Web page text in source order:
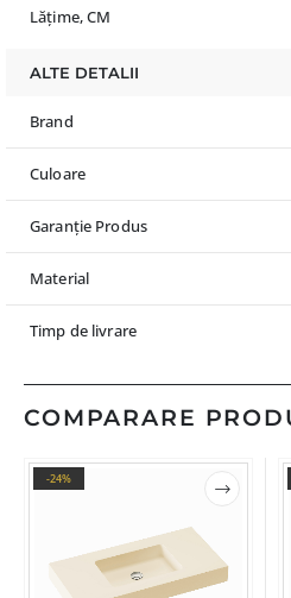
Lățime, CM
ALTE DETALII
Brand
Culoare
Garanție Produs
Material
Timp de livrare
COMPARARE
-24%